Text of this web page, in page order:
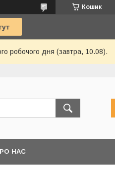
Кошик
робочого дня (завтра, 10.08).
НАС